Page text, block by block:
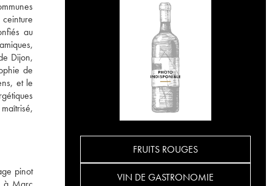
au
Dijon,
de
et le
pinot
FRUITS ROUGES
VIN DE GASTRONOMIE